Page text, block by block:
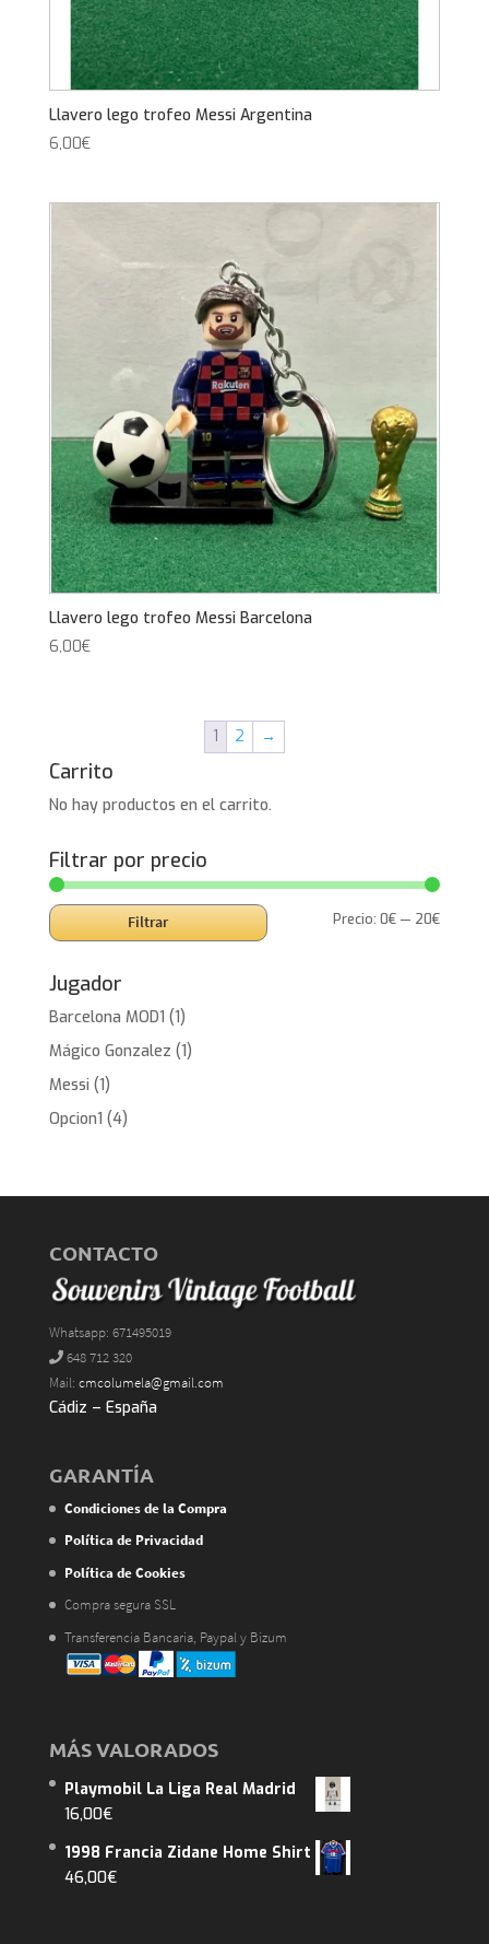
Llavero lego trofeo Messi Argentina
6,00€
Llavero lego trofeo Messi Barcelona
6,00€
1 2 →
Carrito
No hay productos en el carrito.
Filtrar por precio
Precio
Precio
Filtrar Precio:0€ — 20€
Jugador
Barcelona MOD1 (1)
Mágico Gonzalez (1)
Messi (1)
Opcion1 (4)
CONTACTO
Whatsapp: 671495019
648 712 320
Mail: cmcolumela@gmail.com
Cádiz – España
GARANTÍA
Condiciones de la Compra
Política de Privacidad
Política de Cookies
Compra segura SSL
Transferencia Bancaria, Paypal y Bizum
MÁS VALORADOS
Playmobil La Liga Real Madrid
16,00€
1998 Francia Zidane Home Shirt
46,00€